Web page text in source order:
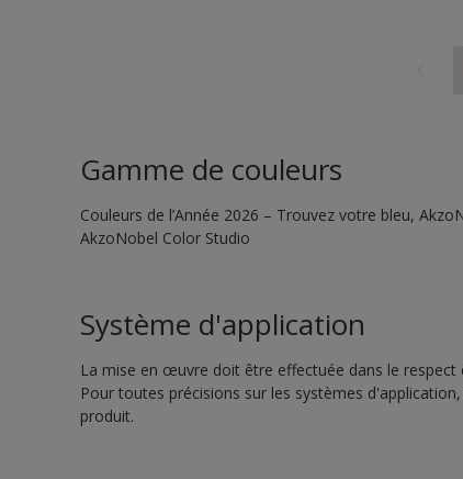
Gamme de couleurs
Couleurs de l’Année 2026 – Trouvez votre bleu,
AkzoNobel Color Studio
Système d'application
La mise en œuvre doit être effectuée dans le
Pour toutes précisions sur les systèmes
produit.